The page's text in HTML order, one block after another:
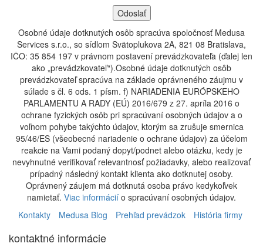
Osobné údaje dotknutých osôb spracúva spoločnosť Medusa
Services s.r.o., so sídlom Svätoplukova 2A, 821 08 Bratislava,
IČO: 35 854 197 v právnom postavení prevádzkovateľa (ďalej len
ako „prevádzkovateľ“).Osobné údaje dotknutých osôb
prevádzkovateľ spracúva na základe oprávneného záujmu v
súlade s čl. 6 ods. 1 písm. f) NARIADENIA EURÓPSKEHO
PARLAMENTU A RADY (EÚ) 2016/679 z 27. apríla 2016 o
ochrane fyzických osôb pri spracúvaní osobných údajov a o
voľnom pohybe takýchto údajov, ktorým sa zrušuje smernica
95/46/ES (všeobecné nariadenie o ochrane údajov) za účelom
reakcie na Vami podaný dopyt/podnet alebo otázku, kedy je
nevyhnutné verifikovať relevantnosť požiadavky, alebo realizovať
prípadný následný kontakt klienta ako dotknutej osoby.
Oprávnený záujem má dotknutá osoba právo kedykoľvek
namietať. Viac informácií o spracúvaní osobných údajov.
Kontakty
Medusa Blog Prehľad prevádzok História firmy
kontaktné informácie